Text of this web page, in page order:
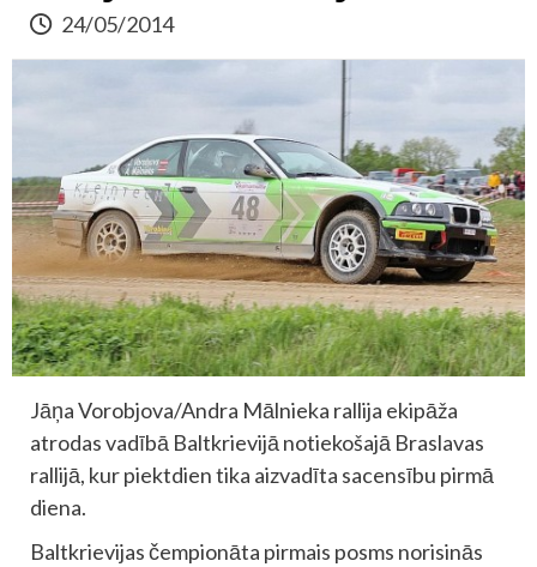
24/05/2014
Jāņa Vorobjova/Andra Mālnieka rallija ekipāža
atrodas vadībā Baltkrievijā notiekošajā Braslavas
rallijā, kur piektdien tika aizvadīta sacensību pirmā
diena.
Baltkrievijas čempionāta pirmais posms norisinās